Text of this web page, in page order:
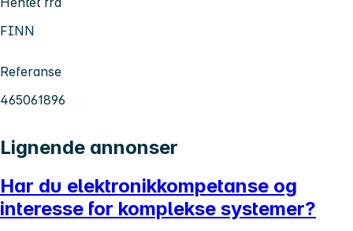
FINN
Referanse
465061896
Lignende annonser
Har du elektronikkompetanse og
interesse for komplekse systemer?